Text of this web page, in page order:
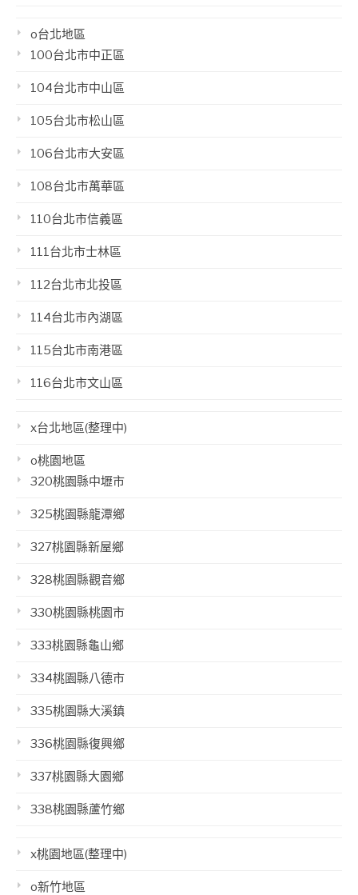
o台北地區
100台北市中正區
104台北市中山區
105台北市松山區
106台北市大安區
108台北市萬華區
110台北市信義區
111台北市士林區
112台北市北投區
114台北市內湖區
115台北市南港區
116台北市文山區
x台北地區(整理中)
o桃園地區
320桃園縣中壢市
325桃園縣龍潭鄉
327桃園縣新屋鄉
328桃園縣觀音鄉
330桃園縣桃園市
333桃園縣龜山鄉
334桃園縣八德市
335桃園縣大溪鎮
336桃園縣復興鄉
337桃園縣大園鄉
338桃園縣蘆竹鄉
x桃園地區(整理中)
o新竹地區